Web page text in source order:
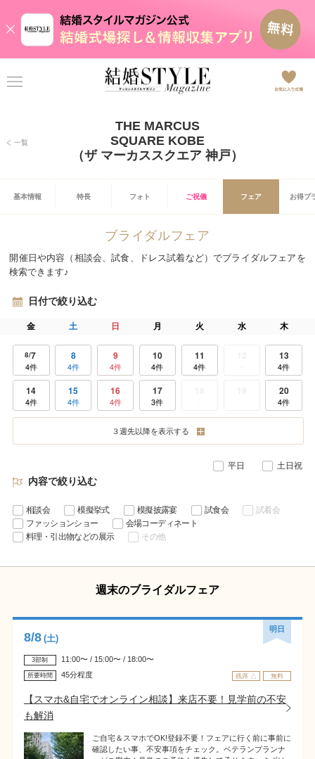
一覧
THE MARCUS
SQUARE KOBE
（ザ マーカススクエア 神戸）
基本情報 特長 フォト ご祝儀 フェア お得プ
ブライダルフェア
開催日や内容（相談会、試食、ドレス試着など）でブライダルフェアを
検索できます♪
日付で絞り込む
金 土 日 月 火 水 木
8 7
4件
8
4件
9
4件
10
4件
11
4件
13
4件
14
4件
15
4件
16
4件
17
3件
20
4件
23
4件
24
4件
25
-
2
-
3
3件
３週先以降を表示する
平日 土日祝
内容で絞り込む
相談会 模擬挙式 模擬披露宴 試食会
試着会
ファッションショー
会場コーディネート
料理・引出物などの展示
その他
週末のブライダルフェア
明日
8/8 (土)
残席 △ 無料
3部制 11:00〜 / 15:00〜 / 18:00〜
所要時間 45分程度
【スマホ&自宅でオンライン相談】来店不要！見学前の不安
も解消
ご自宅＆スマホでOK!登録不要！フェアに行く前に事前に
確認したい事、不安事項をチェック。ベテランプランナ